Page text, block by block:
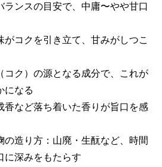
ランスの目安で、中庸〜やや甘口
がコクを引き立て、甘みがしつこ
コク）の源となる成分で、これが
になる
香など落ち着いた香りが旨口を感
の造り方：山廃・生酛など、時間
に深みをもたらす